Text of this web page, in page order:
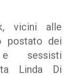
vicini alle
postato dei
e sessisti
Linda Di